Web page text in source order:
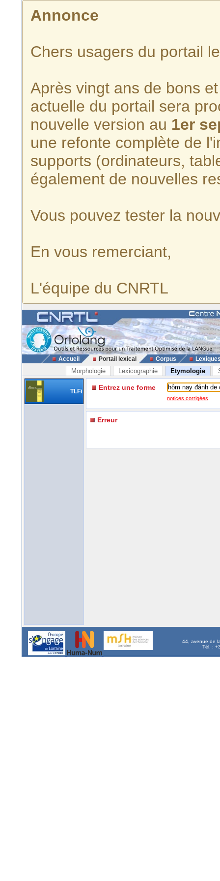
Annonce
Chers usagers du portail
Après vingt ans de bons
actuelle du portail sera
nouvelle version au 1er
une refonte complète de
supports (ordinateurs,
également de nouvelles
Vous pouvez tester la
En vous remerciant,
L'équipe du CNRTL
Accueil Portail lexical Corpus
Morphologie Lexicographie Etymologie
TLFi Entrez une forme
notices corrigées
Erreur
44, avenue de
Tél. :